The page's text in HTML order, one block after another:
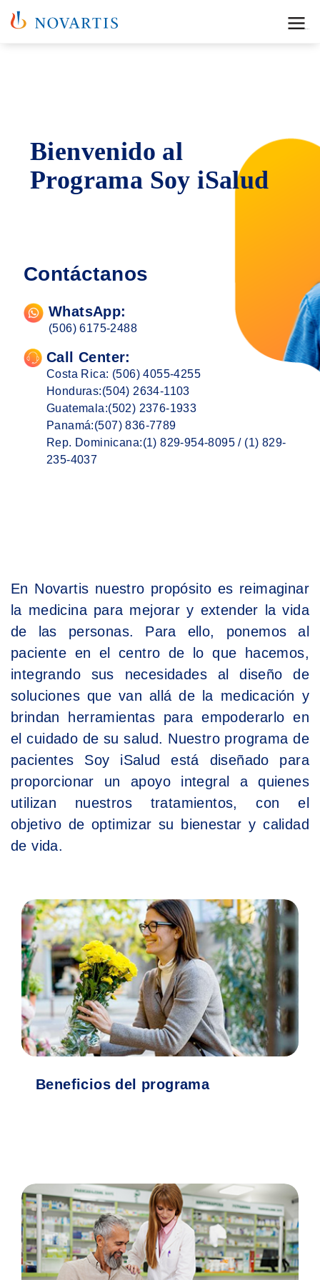
Bienvenido al
Programa Soy iSalud
Contáctanos
WhatsApp:
(506) 6175-2488
Call Center:
Costa Rica: (506) 4055-4255
Honduras:(504) 2634-1103
Guatemala:(502) 2376-1933
Panamá:(507) 836-7789
Rep. Dominicana:(1) 829-954-8095/ (1) 829-
235-4037
En Novartis nuestro propósito es reimaginar
la medicina para mejorar y extender la vida
de las personas. Para ello, ponemos al
paciente en el centro de lo que hacemos,
integrando sus necesidades al diseño de
soluciones que van allá de la medicación y
brindan herramientas para empoderarlo en
el cuidado de su salud. Nuestro programa de
pacientes Soy iSalud está diseñado para
proporcionar un apoyo integral a quienes
utilizan nuestros tratamientos, con el
objetivo de optimizar su bienestar y calidad
de vida.
Beneficios del programa